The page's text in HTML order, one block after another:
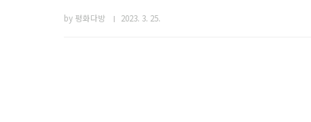
by 평화다방 2023. 3. 25.